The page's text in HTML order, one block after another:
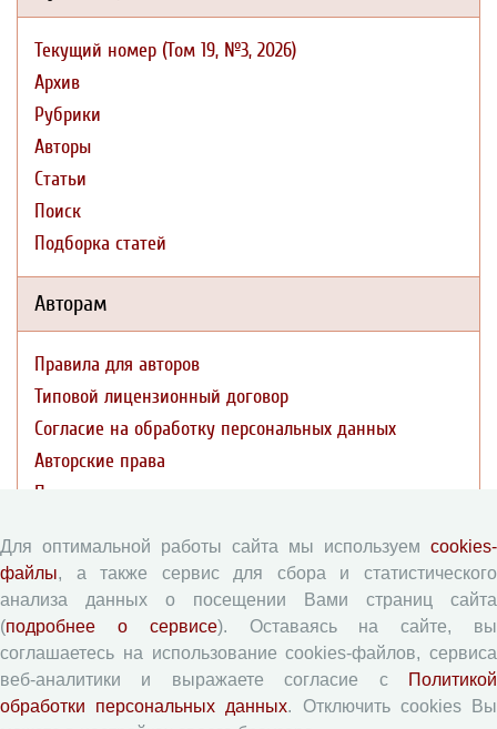
Текущий номер (Том 19, №3, 2026)
Архив
Рубрики
Авторы
Статьи
Поиск
Подборка статей
Авторам
Правила для авторов
Типовой лицензионный договор
Согласие на обработку персональных данных
Авторские права
Приватность
Рецензентам
Памятка рецензенту
Форма рецензии
Для оптимальной работы сайта мы используем cookies-
файлы, а также сервис для сбора и статистического
анализа данных о посещении Вами страниц сайта
(подробнее о сервисе). Оставаясь на сайте, вы
соглашаетесь на использование cookies-файлов, сервиса
веб-аналитики и выражаете согласие с
Политикой
обработки персональных данных. Отключить cookies Вы